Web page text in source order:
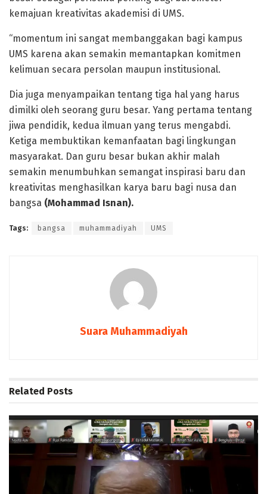
kemajuan kreativitas akademisi di UMS.
“momentum ini sangat membanggakan bagi kampus
UMS karena akan semakin memantapkan komitmen
kelimuan secara persolan maupun institusional.
Dia juga menyampaikan tentang tiga hal yang harus
dimilki oleh seorang guru besar. Yang pertama tentang
jiwa pendidik, kedua ilmuan yang terus mengabdi.
Ketiga membuktikan kemanfaatan bagi lingkungan
masyarakat. Dan guru besar bukan akhir malah
semakin menumbuhkan semangat inspirasi baru dan
kreativitas menghasilkan karya baru bagi nusa dan
bangsa (Mohammad Isnan).
Tags: bangsa muhammadiyah UMS
Suara Muhammadiyah
Related Posts